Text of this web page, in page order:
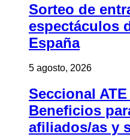
Sorteo de
espectáculos
España
5 agosto, 2026
Seccional
Beneficios
afiliados/as y